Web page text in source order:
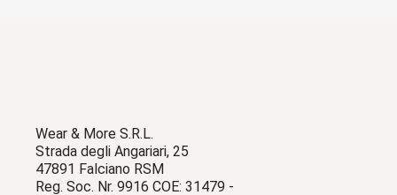
Wear & More S.R.L.
Strada degli Angariari, 25
47891 Falciano RSM
Reg. Soc. Nr. 9916 COE: 31479 -